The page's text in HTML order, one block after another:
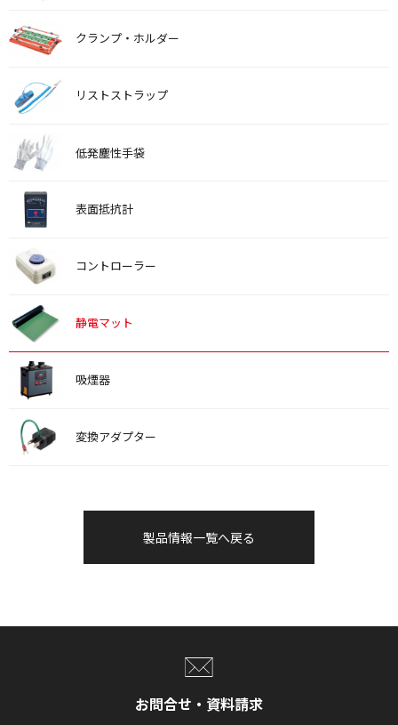
クランプ・ホルダー
リストストラップ
低発塵性手袋
表面抵抗計
コントローラー
静電マット
吸煙器
変換アダプター
製品情報一覧へ戻る
お問合せ・資料請求